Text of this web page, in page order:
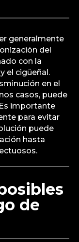
generalmente
del
con la
el cigüeñal.
en el
casos, puede
importante
para evitar
puede
hasta
de